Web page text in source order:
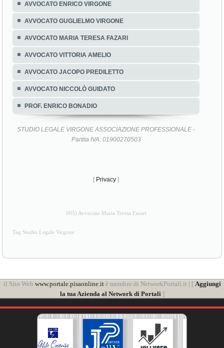
AVVOCATO ENRICO VIRGONE
AVVOCATO GUGLIELMO VIRGONE
AVVOCATO MARIA TERESA FAZARI
AVVOCATO VITTORIA AMELIO
AVVOCATO JACOPO PREDILETTO
AVVOCATO NICCOLÒ GUIDATO
PROF. ENRICO BONADIO
STUDIO LEGALE VIRGONE ASSOCIAZIONE PROFESSIONALE -
Partita IVA: 01900270503
[ Privacy ]
005) Avvocato Maria Teresa Fazari
Tag Studio Legale Virgone
il Sito Web www.portale.pisaonline.itè membro di NetworkPortali.it | [ Aggiungi
la tua Azienda al Network di Portali ]